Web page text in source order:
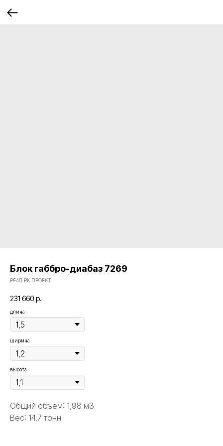
Блок габбро-диабаз 7269
РЕАЛ РК ПРОЕКТ
231 660 р.
длина
ширина
высота
Общий объём: 1,98 м3
Вес: 14,7 тонн